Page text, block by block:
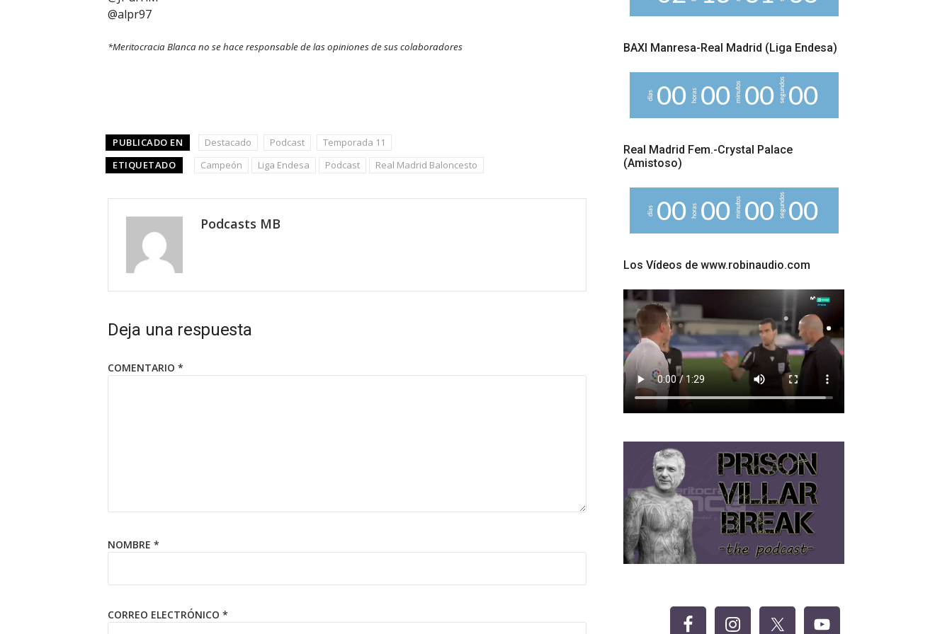
@alpr97
*Meritocracia Blanca no se hace responsable de las opiniones de sus colaboradores
PUBLICADO EN Destacado Podcast
Temporada 11
ETIQUETADO
Campeón Liga Endesa Podcast Real Madrid Baloncesto
Podcasts MB
Deja una respuesta
COMENTARIO *
NOMBRE *
CORREO ELECTRÓNICO *
8
BAXI Manresa-Real Madrid (Liga Endesa)
días 00 horas 00 minutos 00segundos00
Real Madrid Fem.-Crystal Palace
(Amistoso)
días 00 horas 00 minutos 00segundos00
Los Vídeos de www.robinaudio.com